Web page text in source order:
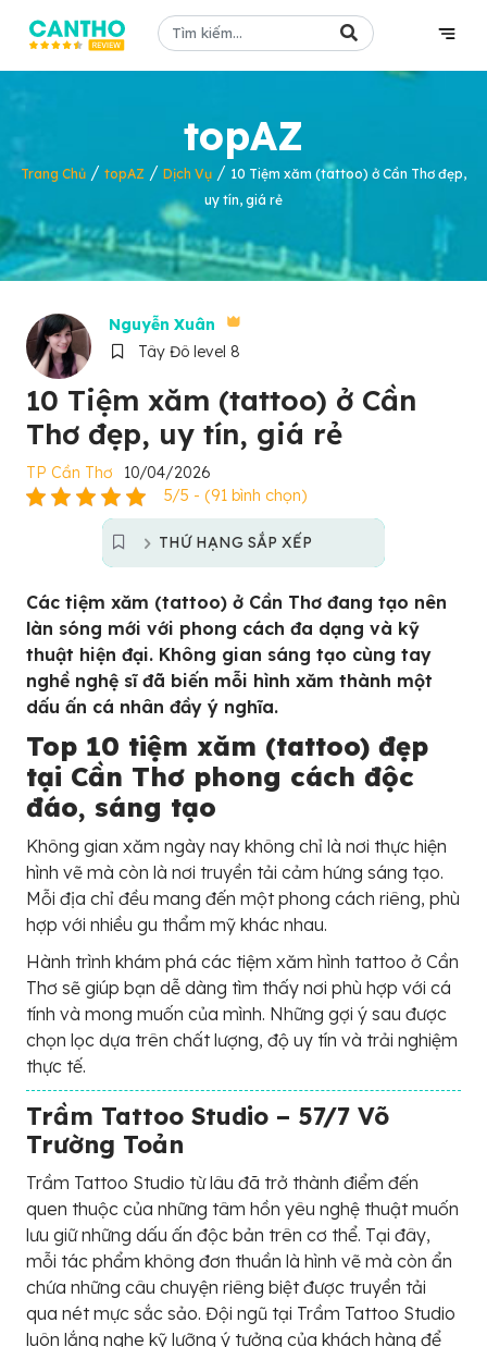
topAZ
Trang Chủ / topAZ / Dịch Vụ / 10 Tiệm xăm (tattoo) ở Cần Thơ đẹp,
uy tín, giá rẻ
Nguyễn Xuân
Tây Đô level 8
10 Tiệm xăm (tattoo) ở Cần
Thơ đẹp, uy tín, giá rẻ
TP Cần Thơ
10/04/2026
5/5 - (91 bình chọn)
THỨ HẠNG SẮP XẾP
Các tiệm xăm (tattoo) ở Cần Thơ đang tạo nên
làn sóng mới với phong cách đa dạng và kỹ
thuật hiện đại. Không gian sáng tạo cùng tay
nghề nghệ sĩ đã biến mỗi hình xăm thành một
dấu ấn cá nhân đầy ý nghĩa.
Top 10 tiệm xăm (tattoo) đẹp
tại Cần Thơ phong cách độc
đáo, sáng tạo
Không gian xăm ngày nay không chỉ là nơi thực hiện
hình vẽ mà còn là nơi truyền tải cảm hứng sáng tạo.
Mỗi địa chỉ đều mang đến một phong cách riêng, phù
hợp với nhiều gu thẩm mỹ khác nhau.
Hành trình khám phá các tiệm xăm hình tattoo ở Cần
Thơ sẽ giúp bạn dễ dàng tìm thấy nơi phù hợp với cá
tính và mong muốn của mình. Những gợi ý sau được
chọn lọc dựa trên chất lượng, độ uy tín và trải nghiệm
thực tế.
Trầm Tattoo Studio – 57/7 Võ
Trường Toản
Trầm Tattoo Studio từ lâu đã trở thành điểm đến
quen thuộc của những tâm hồn yêu nghệ thuật muốn
lưu giữ những dấu ấn độc bản trên cơ thể. Tại đây,
mỗi tác phẩm không đơn thuần là hình vẽ mà còn ẩn
chứa những câu chuyện riêng biệt được truyền tải
qua nét mực sắc sảo. Đội ngũ tại Trầm Tattoo Studio
luôn lắng nghe kỹ lưỡng ý tưởng của khách hàng để